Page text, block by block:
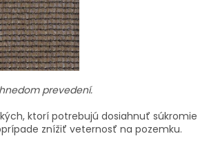
prevedení.
ktorí potrebujú dosiahnuť súkromie
znížiť veternosť na pozemku.